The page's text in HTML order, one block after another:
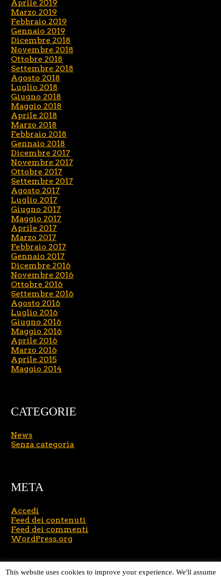
Aprile 2019
Marzo 2019
Febbraio 2019
Gennaio 2019
Dicembre 2018
Novembre 2018
Ottobre 2018
Settembre 2018
Agosto 2018
Luglio 2018
Giugno 2018
Maggio 2018
Aprile 2018
Marzo 2018
Febbraio 2018
Gennaio 2018
Dicembre 2017
Novembre 2017
Ottobre 2017
Settembre 2017
Agosto 2017
Luglio 2017
Giugno 2017
Maggio 2017
Aprile 2017
Marzo 2017
Febbraio 2017
Gennaio 2017
Dicembre 2016
Novembre 2016
Ottobre 2016
Settembre 2016
Agosto 2016
Luglio 2016
Giugno 2016
Maggio 2016
Aprile 2016
Marzo 2016
Aprile 2015
Maggio 2014
CATEGORIE
News
Senza categoria
META
Accedi
Feed dei contenuti
Feed dei commenti
WordPress.org
Copyright © 2026 Massimo Brusasco
. All Rights
This website uses cookies to improve your experience. We'll assume